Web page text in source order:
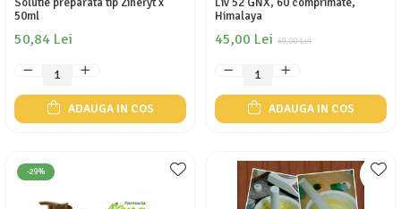
50ml
50,84 Lei
ADAUGA IN COS
Himalaya
69,00 Lei
45,00 Lei
ADAUGA IN COS
-29%